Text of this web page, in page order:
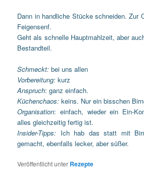
Dann in handliche Stücke schneiden. Zur
Feigensenf.
Geht als schnelle Hauptmahlzeit, aber
Bestandteil.
Schmeckt: bei uns allen
Vorbereitung:kurz
Anspruch: ganz einfach.
Küchenchaos: keins. Nur ein bisschen
Organisation: einfach, wieder ein Ein-
alles gleichzeitig fertig ist.
Insider-Tipps: Ich hab das statt mit
gemacht, ebenfalls lecker, aber süßer.
Veröffentlicht unter Rezepte